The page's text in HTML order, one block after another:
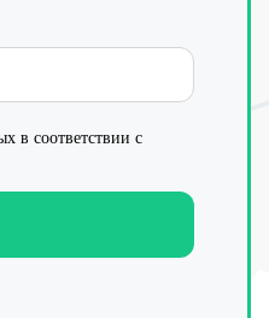
в соответствии с